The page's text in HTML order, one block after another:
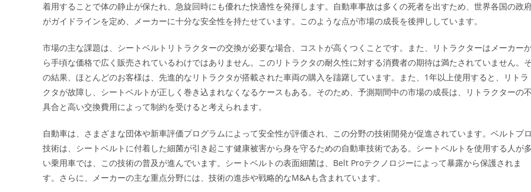
着用することで体の静止が保たれ、急旋回時にも優れた快適性を発揮します。自動車事故は多くの死者を出すため、世界各国の政
がガイドラインを定め、メーカーに十分な安全性を持たせています。このような点が市場の成長を後押ししています。
市場の主な課題は、シートベルトリトラクターの交換が必要な場合、コストが高くつくことです。また、リトラクターはメーカー
ら手頃な価格で広く販売されているわけではありません。このリトラクタの耐久性に対する消費者の期待は満たされていません。そ
の結果、ほとんどのお客様は、先進的なリトラクタが搭載された車両の購入を躊躇しています。また、1年以上使用すると、リトラ
クタが故障し、シートベルトが正しく巻き込まれなくなるケースもある。そのため、予測期間中の市場の成長は、リトラクターの不
具合と高い交換費用によって制約を受けると考えられます。
自動車は、さまざまな団体や新車評価プログラムによって安全性が評価され、この分野の技術開発が促進されています。ベルトプロ
技術は、シートベルトに付着した細菌が引き起こす健康被害から身を守るための自動車技術である。シートベルトを使用する人が多
い乗用車では、この技術の普及が進んでいます。シートベルトの表面細菌は、Belt Proテクノロジーによって暴露から保護されま
す。さらに、メーカーの主な重点分野には、技術の進歩や戦略的なM&Aも含まれています。